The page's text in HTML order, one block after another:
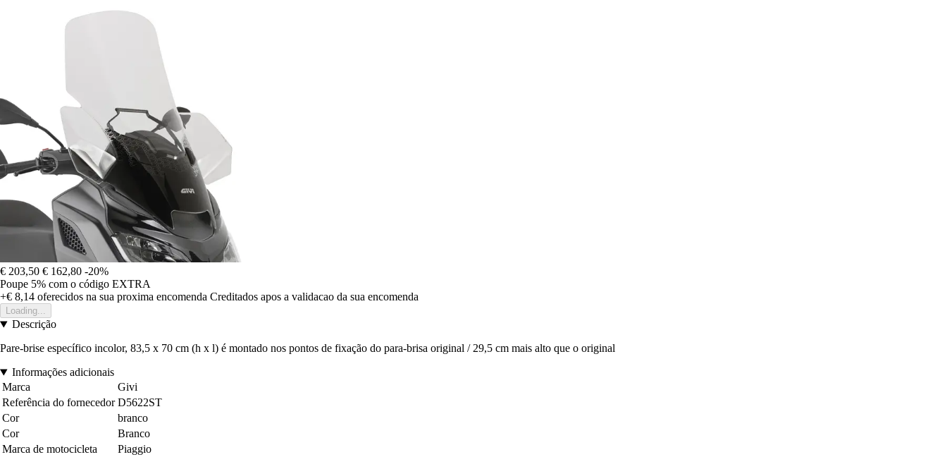
€ 203,50 € 162,80 -20%
Poupe 5% com o código EXTRA
+€ 8,14 oferecidos na sua proxima encomenda Creditados apos a validacao da sua encomenda
Loading...
Descrição
Pare-brise específico incolor, 83,5 x 70 cm (h x l) é montado nos pontos de fixação do para-brisa original / 29,5 cm mais alto que o original
Informações adicionais
Marca
Givi
Referência do fornecedor D5622ST
Cor
branco
Cor
Branco
Marca de motocicleta
Piaggio